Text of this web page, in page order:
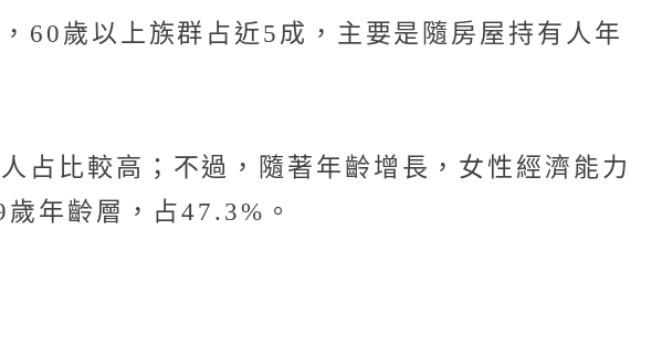
60歲以上族群占近5成，主要是隨房屋持有人年
占比較高；不過，隨著年齡增長，女性經濟能力
年齡層，占47.3%。